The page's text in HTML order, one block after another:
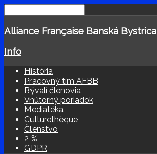
Alliance Française Banská Bystrica
Info
História
Pracovný tím AFBB
Bývalí členovia
Vnútorný poriadok
Mediatéka
Culturethèque
Členstvo
2 %
GDPR